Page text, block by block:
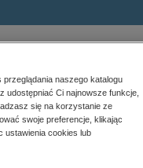
naszego katalogu
udostępniać Ci najnowsze funkcje,
się na korzystanie ze
swoje preferencje, klikając
ustawienia cookies lub